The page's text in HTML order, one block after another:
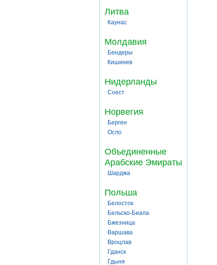
Литва
Каунас
Молдавия
Бендеры
Кишинев
Нидерланды
Соест
Норвегия
Берген
Осло
Объединенные
Арабские Эмираты
Шарджа
Польша
Белосток
Бельско-Биала
Бжезница
Варшава
Вроцлав
Гданск
Гдыня